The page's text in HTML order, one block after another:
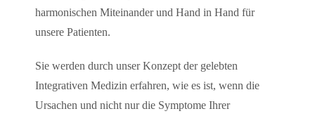
harmonischen Miteinander und Hand in Hand für
unsere Patienten.
Sie werden durch unser Konzept der gelebten
Integrativen Medizin erfahren, wie es ist, wenn die
Ursachen und nicht nur die Symptome Ihrer